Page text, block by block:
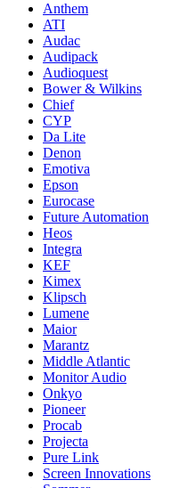
Anthem
ATI
Audac
Audipack
Audioquest
Bower & Wilkins
Chief
CYP
Da Lite
Denon
Emotiva
Epson
Eurocase
Future Automation
Heos
Integra
KEF
Kimex
Klipsch
Lumene
Maior
Marantz
Middle Atlantic
Monitor Audio
Onkyo
Pioneer
Procab
Projecta
Pure Link
Screen Innovations